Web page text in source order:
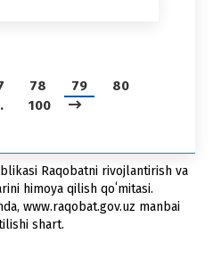
78 79
80
100
Raqobatni rivojlantirish va
himoya qilish qoʻmitasi.
www.raqobat.gov.uz manbai
shart.